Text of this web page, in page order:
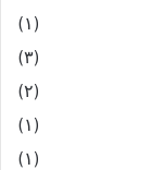
(۱)
(۳)
(۲)
(۱)
(۱)